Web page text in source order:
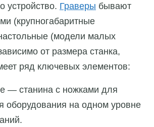
устройство. Граверы бывают
(крупногабаритные
(модели малых
от размера станка,
ряд ключевых элементов:
— станина с ножками для
оборудования на одном уровне